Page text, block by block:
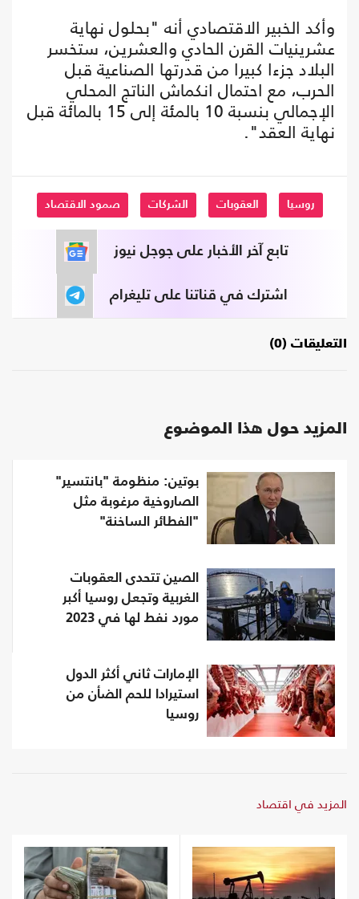
وأكد الخبير الاقتصادي أنه "بحلول نهاية
عشرينيات القرن الحادي والعشرين، ستخسر
البلاد جزءا كبيرا من قدرتها الصناعية قبل
الحرب، مع احتمال انكماش الناتج المحلي
الإجمالي بنسبة 10 بالمئة إلى 15 بالمائة قبل
نهاية العقد".
روسيا العقوبات الشركات صمود الاقتصاد
تابع آخر الأخبار على جوجل نيوز
اشترك في قناتنا على تليغرام
التعليقات (0)
المزيد حول هذا الموضوع
بوتين: منظومة "بانتسير"
الصاروخية مرغوبة مثل
"الفطائر الساخنة"
الصين تتحدى العقوبات
الغربية وتجعل روسيا أكبر
مورد نفط لها في 2023
الإمارات ثاني أكثر الدول
استيرادا للحم الضأن من
روسيا
المزيد في اقتصاد